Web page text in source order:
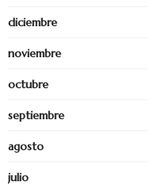
diciembre
noviembre
octubre
septiembre
agosto
julio